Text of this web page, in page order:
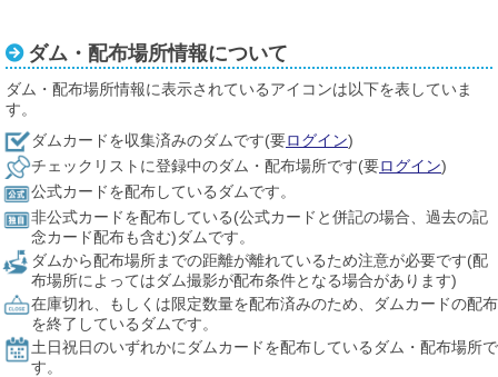
ダム・配布場所情報について
ダム・配布場所情報に表示されているアイコンは以下を表していま
す。
ダムカードを収集済みのダムです(要ログイン)
チェックリストに登録中のダム・配布場所です(要ログイン)
公式カードを配布しているダムです。
非公式カードを配布している(公式カードと併記の場合、過去の記
念カード配布も含む)ダムです。
ダムから配布場所までの距離が離れているため注意が必要です(配
布場所によってはダム撮影が配布条件となる場合があります)
在庫切れ、もしくは限定数量を配布済みのため、ダムカードの配布
を終了しているダムです。
土日祝日のいずれかにダムカードを配布しているダム・配布場所で
す。